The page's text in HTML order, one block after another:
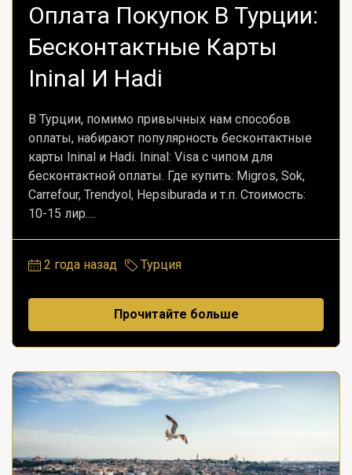
Оплата Покупок В Турции:
Бесконтактные Карты
Ininal И Hadi
В Турции, помимо привычных нам способов
оплаты, набирают популярность бесконтактные
карты Ininal и Hadi. Ininal: Visa с чипом для
бесконтактной оплаты. Где купить: Migros, Sok,
Carrefour, Trendyol, Hepsiburada и т.п. Стоимость:
10-15 лир....
2 года назад Турция
Прочитайте больше